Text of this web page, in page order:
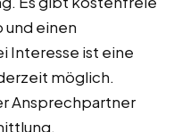
einen
Interesse ist eine
möglich.
Ansprechpartner